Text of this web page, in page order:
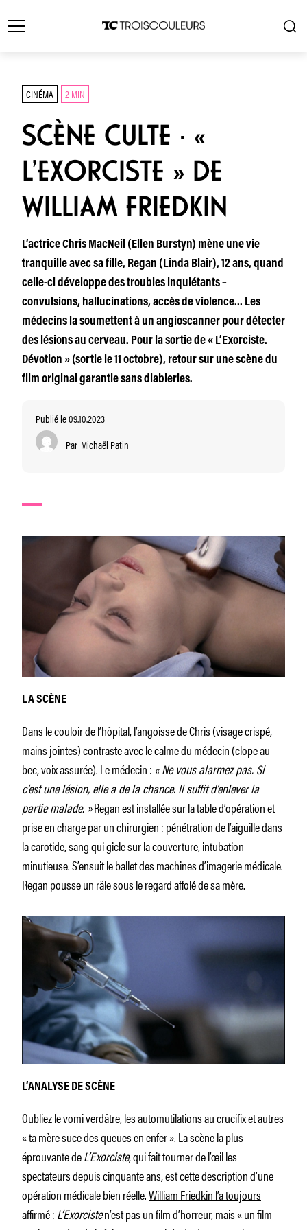
CINÉMA 2 MIN
SCÈNE CULTE · «
L’EXORCISTE » DE
WILLIAM FRIEDKIN
L’actrice Chris MacNeil (Ellen Burstyn) mène une vie
tranquille avec sa fille, Regan (Linda Blair), 12 ans, quand
celle-ci développe des troubles inquiétants –
convulsions, hallucinations, accès de violence… Les
médecins la soumettent à un angioscanner pour détecter
des lésions au cerveau. Pour la sortie de « L’Exorciste.
Dévotion » (sortie le 11 octobre), retour sur une scène du
film original garantie sans diableries.
Publié le 09.10.2023
Par Michaël Patin
LA SCÈNE
Dans le couloir de l’hôpital, l’angoisse de Chris (visage crispé,
mains jointes) contraste avec le calme du médecin (clope au
bec, voix assurée). Le médecin : « Ne vous alarmez pas. Si
c’est une lésion, elle a de la chance. Il suffit d’enlever la
partie malade. »Regan est installée sur la table d’opération et
prise en charge par un chirurgien : pénétration de l’aiguille dans
la carotide, sang qui gicle sur la couverture, intubation
minutieuse. S’ensuit le ballet des machines d’imagerie médicale.
Regan pousse un râle sous le regard affolé de sa mère.
L’ANALYSE DE SCÈNE
Oubliez le vomi verdâtre, les automutilations au crucifix et autres
« ta mère suce des queues en enfer ». La scène la plus
éprouvante deL’Exorciste, qui fait tourner de l’œil les
spectateurs depuis cinquante ans, est cette description d’une
opération médicale bien réelle.William Friedkin l’a toujours
affirmé:L’Exorcisten’est pas un film d’horreur, mais « un film